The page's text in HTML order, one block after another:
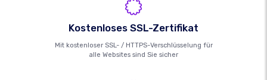
Kostenloses SSL-Zertifikat
Mit kostenloser SSL- / HTTPS-Verschlüsselung für
alle Websites sind Sie sicher